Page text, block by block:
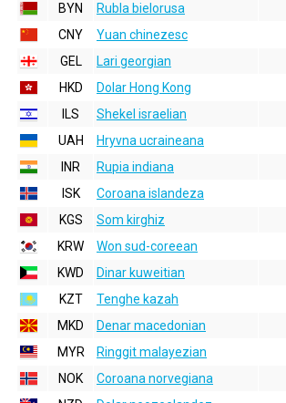
BYN
Rubla bielorusa
CNY
Yuan chinezesc
GEL
Lari georgian
HKD
Dolar Hong Kong
ILS
Shekel israelian
UAH
Hryvna ucraineana
INR
Rupia indiana
ISK
Coroana islandeza
KGS
Som kirghiz
KRW
Won sud-coreean
KWD
Dinar kuweitian
KZT
Tenghe kazah
MKD
Denar macedonian
MYR
Ringgit malayezian
NOK
Coroana norvegiana